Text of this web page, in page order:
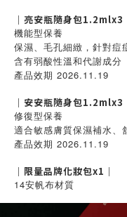
｜亮安瓶隨身包1.2mlx3
機能型保養
保濕、毛孔細緻，針對痘
含有弱酸性溫和代謝成分
產品效期 2026.11.19
｜安安瓶隨身包1.2mlx3
修復型保養
適合敏感膚質保濕補水、
產品效期 2026.11.19
｜限量品牌化妝包x1｜
14安帆布材質